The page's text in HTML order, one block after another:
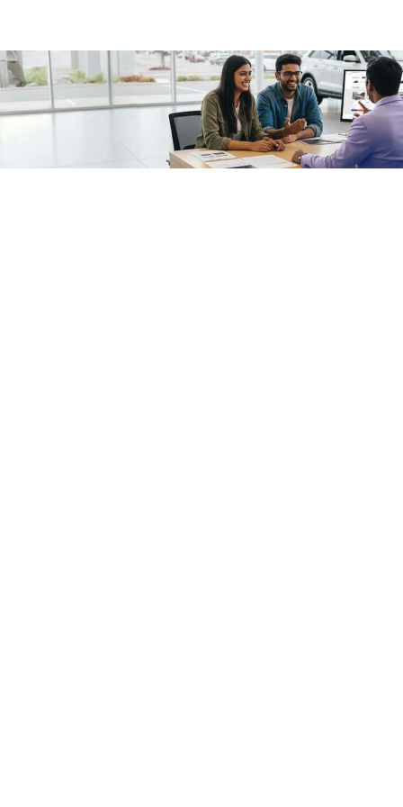
/fragments/plp-details